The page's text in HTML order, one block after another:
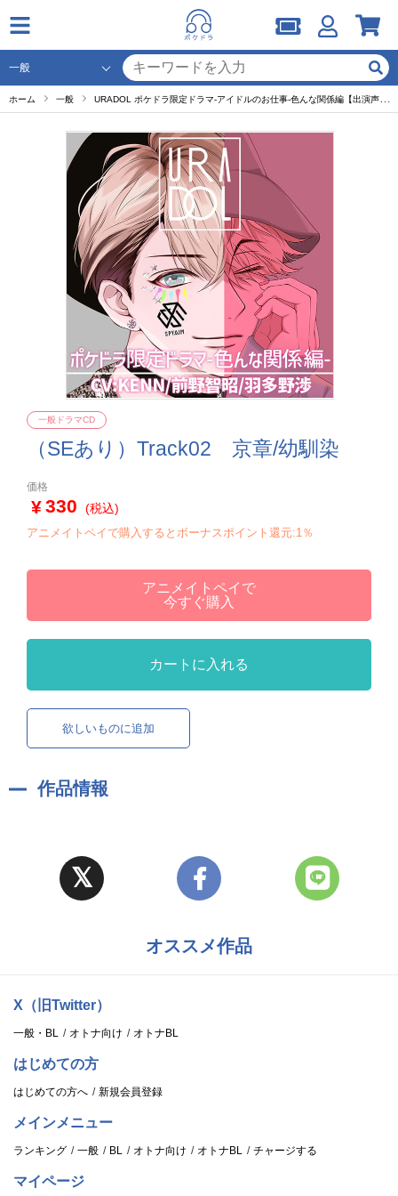
ホーム 一般 URADOL ポケドラ限定ドラマ-アイドルのお仕事-色んな関係編【出演声優：KENN 前野智昭 羽多野渉】
（SEあり）Track02 京章/幼馴染
一般ドラマCD
価格
330 (税込)
アニメイトペイで購入するとボーナスポイント還元:1％
アニメイトペイで
今すぐ購入
カートに入れる
欲しいものに追加
作品情報
オススメ作品
X（旧Twitter）
一般・BL オトナ向け オトナBL
はじめての方
はじめての方へ 新規会員登録
メインメニュー
ランキング 一般 BL オトナ向け オトナBL チャージする
マイページ